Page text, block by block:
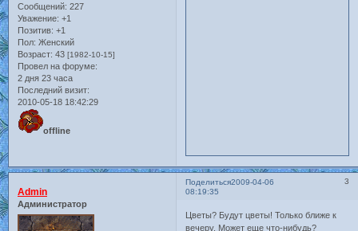
Сообщений: 227
Уважение: +1
Позитив: +1
Пол: Женский
Возраст: 43 [1982-10-15]
Провел на форуме:
2 дня 23 часа
Последний визит:
2010-05-18 18:42:29
offline
Поделиться 3
2009-04-06
08:19:35
Admin
Администратор
Цветы? Будут цветы! Только ближе к
вечеру. Может еще что-нибудь?